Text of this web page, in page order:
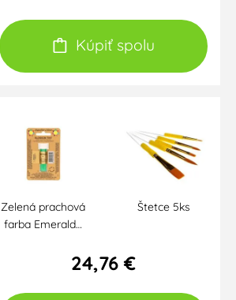
Kúpiť spolu
Zelená prachová
farba Emerald…
Štetce 5ks
24,76 €